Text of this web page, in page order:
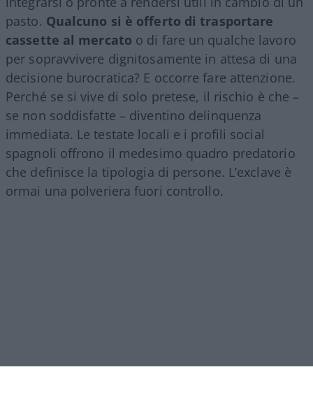
pasto. Qualcuno si è offerto di trasportare
cassette al mercato o di fare un qualche lavoro
per sopravvivere dignitosamente in attesa di una
decisione burocratica? E occorre fare attenzione.
Perché se si vive di solo pretese, il rischio è che –
se non soddisfatte – diventino delinquenza
immediata. Le testate locali e i profili social
spagnoli offrono il medesimo quadro predatorio
che definisce la tipologia di persone. L’exclave è
ormai una polveriera fuori controllo.